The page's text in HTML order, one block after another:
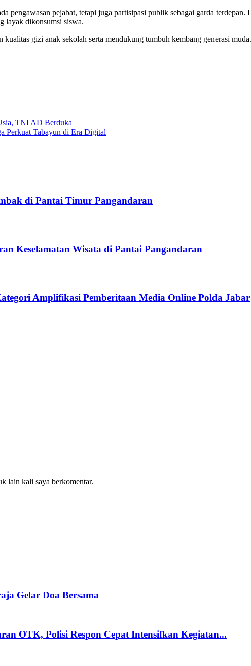
pengawasan pejabat, tetapi juga partisipasi publik sebagai garda
layak dikonsumsi siswa.
gizi anak sekolah serta mendukung tumbuh kembang generasi
TNI AD Berduka
Perkuat Tabayun di Era Digital
di Pantai Timur Pangandaran
Keselamatan Wisata di Pantai Pangandaran
Amplifikasi Pemberitaan Media Online Polda Jabar
lain kali saya berkomentar.
Gelar Doa Bersama
OTK, Polisi Respon Cepat Intensifkan Kegiatan...